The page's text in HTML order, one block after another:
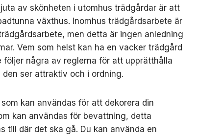
av skönheten i utomhus trädgårdar är att
växthus. Inomhus trädgårdsarbete är
men detta är ingen anledning
Vem som helst kan ha en vacker trädgård
några av reglerna för att upprätthålla
ser attraktiv och i ordning.
kan användas för att dekorera din
kan användas för bevattning, detta
till där det ska gå. Du kan använda en